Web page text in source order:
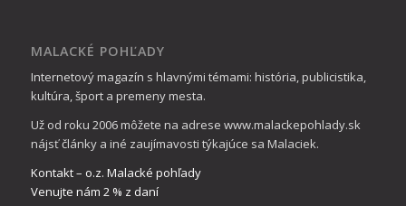
MALACKÉ POHĽADY
Internetový magazín s hlavnými témami: história, publicistika,
kultúra, šport a premeny mesta.
Už od roku 2006 môžete na adrese www.malackepohlady.sk
nájsť články a iné zaujímavosti týkajúce sa Malaciek.
Kontakt – o.z. Malacké pohľady
Venujte nám 2 % z daní